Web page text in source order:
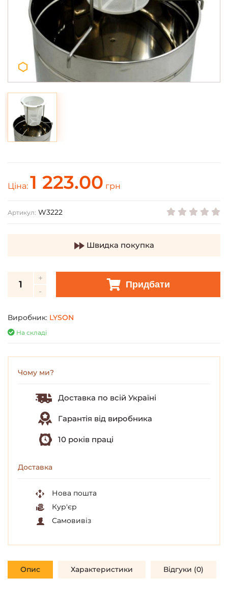
Ціна: 1 223.00 грн
Артикул: W3222
Швидка покупка
Придбати
Виробник: LYSON
На складі
Чому ми?
Доставка по всій Україні
Гарантія від виробника
10 років праці
Доставка
Нова пошта
Кур'єр
Самовивіз
Опис Характеристики Відгуки (0)